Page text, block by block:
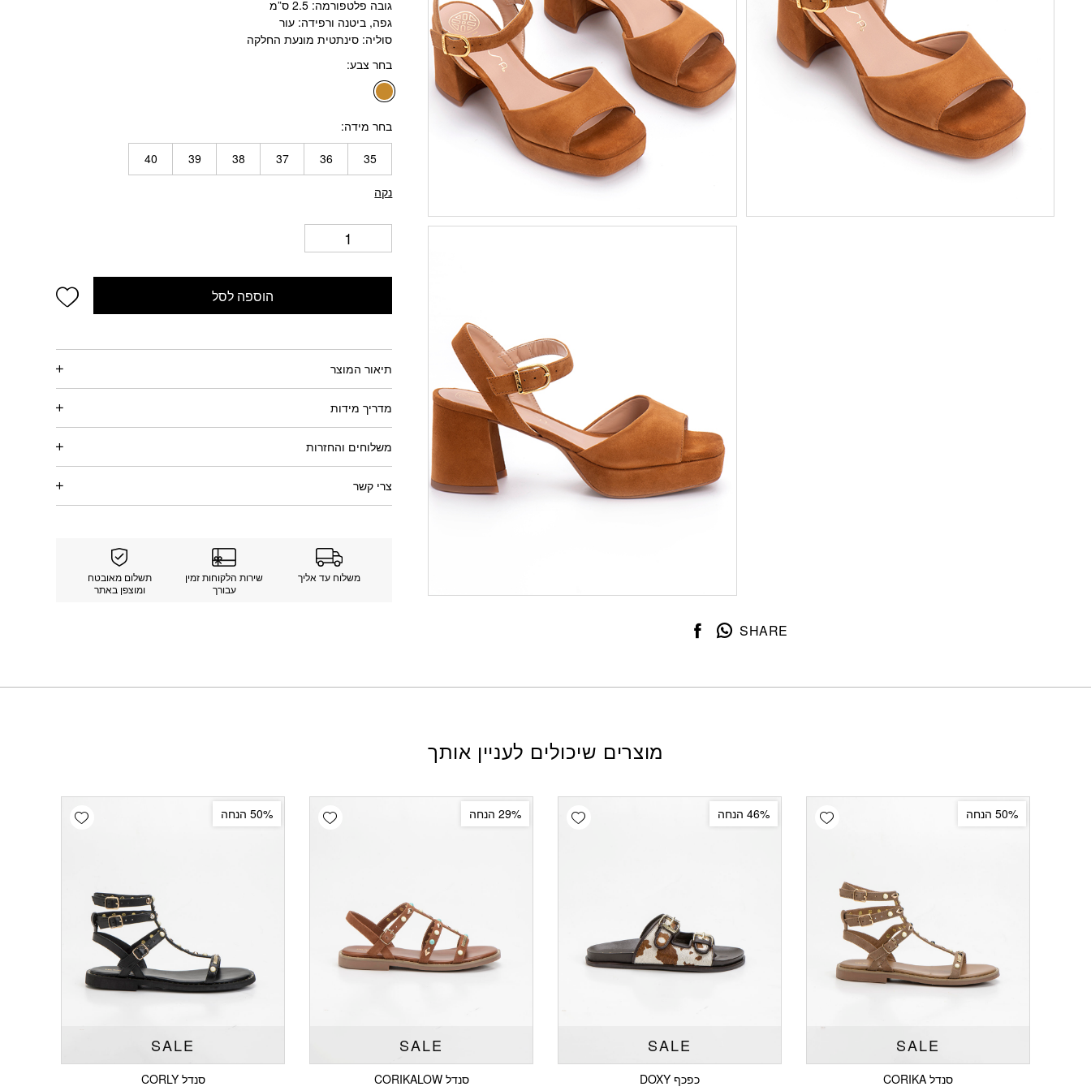
גובה פלטפורמה: 2.5 ס”מ
גפה, ביטנה ורפידה: עור
סוליה: סינתטית מונעת החלקה
בחר צבע
בחר מידה
35
36
37
38
39
40
נקה
הוספה לסל
תיאור המוצר
מדריך מידות
משלוחים והחזרות
צרי קשר
משלוח עד אליך
שירות הלקוחות זמין
עבורך
תשלום מאובטח
ומוצפן באתר
SHARE
מוצרים שיכולים לעניין אותך
Add wishlist 50% הנחה
SALE
סנדל CORIKA
Add wishlist 46% הנחה
SALE
כפכף DOXY
Add wishlist 29% הנחה
SALE
סנדל CORIKALOW
Add wishlist 50% הנחה
SALE
סנדל CORLY